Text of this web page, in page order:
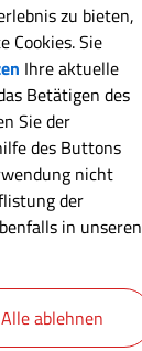
den
hart) mitgeteilt.
zu bieten,
Cookies. Sie
Ihre aktuelle
Betätigen des
Sie der
des Buttons
nicht
der
in unseren
Alle ablehnen